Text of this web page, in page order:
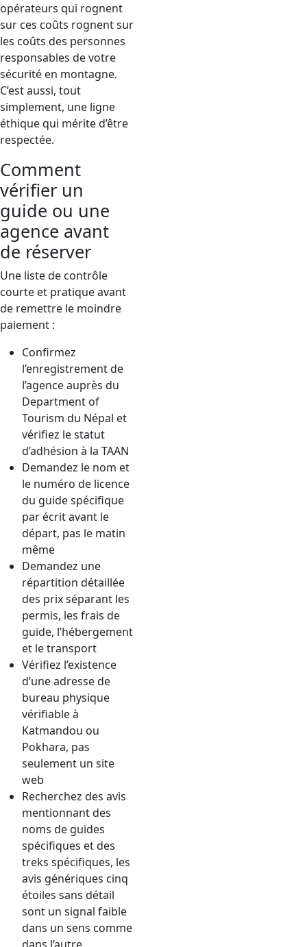
opérateurs qui rognent
sur ces coûts rognent sur
les coûts des personnes
responsables de votre
sécurité en montagne.
C’est aussi, tout
simplement, une ligne
éthique qui mérite d’être
respectée.
Comment
vérifier un
guide ou une
agence avant
de réserver
Une liste de contrôle
courte et pratique avant
de remettre le moindre
paiement :
Confirmez
l’enregistrement de
l’agence auprès du
Department of
Tourism du Népal et
vérifiez le statut
d’adhésion à la TAAN
Demandez le nom et
le numéro de licence
du guide spécifique
par écrit avant le
départ, pas le matin
même
Demandez une
répartition détaillée
des prix séparant les
permis, les frais de
guide, l’hébergement
et le transport
Vérifiez l’existence
d’une adresse de
bureau physique
vérifiable à
Katmandou ou
Pokhara, pas
seulement un site
web
Recherchez des avis
mentionnant des
noms de guides
spécifiques et des
treks spécifiques, les
avis génériques cinq
étoiles sans détail
sont un signal faible
dans un sens comme